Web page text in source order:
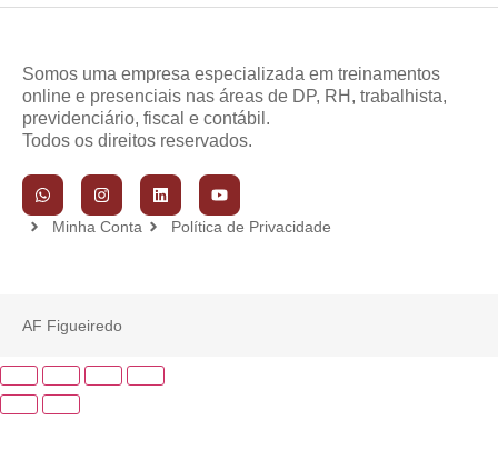
Somos uma empresa especializada em treinamentos
online e presenciais nas áreas de DP, RH, trabalhista,
previdenciário, fiscal e contábil.
Todos os direitos reservados.
Minha Conta Política de Privacidade
AF Figueiredo